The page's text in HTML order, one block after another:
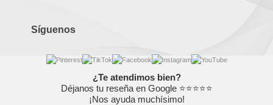
Síguenos
¿Te atendimos bien?
Déjanos tu reseña en Google ⭐⭐⭐⭐⭐
¡Nos ayuda muchísimo!